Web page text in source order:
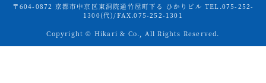
〒604-0872 京都市中京区東洞院通竹屋町下る ひかりビル TEL.075-252-
1300(代)/FAX.075-252-1301
Copyright © Hikari & Co., All Rights Reserved.